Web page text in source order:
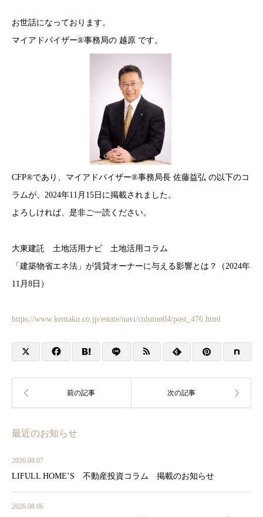
お世話になっております。
マイアドバイザー®事務局の 越原 です。
CFP®であり、マイアドバイザー®事務局長 佐藤益弘 の以下のコ
ラムが、2024年11月15日に掲載されました。
よろしければ、是非ご一読ください。
大東建託 土地活用ナビ 土地活用コラム
「建築物省エネ法」が賃貸オーナーに与える影響とは？（2024年
11月8日）
https://www.kentaku.co.jp/estate/navi/column04/post_476.html
最近のお知らせ
2026.08.07
LIFULL HOME’S 不動産投資コラム 掲載のお知らせ
2026.08.06